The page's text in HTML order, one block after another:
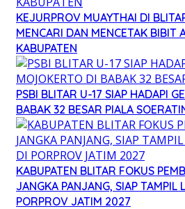
KEJURPROV MUAYTHAI DI
MENCARI DAN MENCETAK BIBIT
KABUPATEN
PSBI BLITAR U-17 SIAP HADAPI
BABAK 32 BESAR PIALA
KABUPATEN BLITAR FOKUS
JANGKA PANJANG, SIAP TAMPIL
PORPROV JATIM 2027